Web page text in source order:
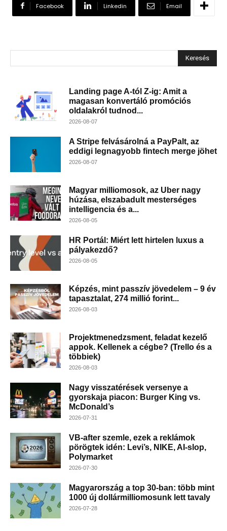
Facebook Linkedin Email
Keresés
Landing page A-tól Z-ig: Amit a
magasan konvertáló promóciós
oldalakról tudnod...
2026-08-07
A Stripe felvásárolná a PayPalt, az
eddigi legnagyobb fintech merge jöhet
2026-08-07
Magyar milliomosok, az Uber nagy
húzása, elszabadult mesterséges
intelligencia és a...
2026-08-05
HR Portál: Miért lett hirtelen luxus a
pályakezdő?
2026-08-05
Képzés, mint passzív jövedelem – 9 év
tapasztalat, 274 millió forint...
2026-08-03
Projektmenedzsment, feladat kezelő
appok. Kellenek a cégbe? (Trello és a
többiek)
2026-08-03
Nagy visszatérések versenye a
gyorskaja piacon: Burger King vs.
McDonald’s
2026-07-31
VB-after szemle, ezek a reklámok
pörögtek idén: Levi’s, NIKE, AI-slop,
Polymarket
2026-07-30
Magyarország a top 30-ban: több mint
1000 új dollármilliomosunk lett tavaly
2026-07-28